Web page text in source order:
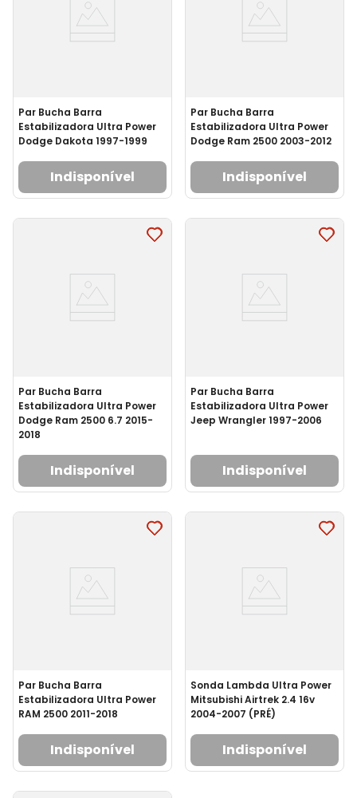
Par Bucha Barra
Estabilizadora Ultra Power
Dodge Dakota 1997-1999
Indisponível
Par Bucha Barra
Estabilizadora Ultra Power
Dodge Ram 2500 2003-2012
Indisponível
Par Bucha Barra
Estabilizadora Ultra Power
Dodge Ram 2500 6.7 2015-
2018
Indisponível
Par Bucha Barra
Estabilizadora Ultra Power
Jeep Wrangler 1997-2006
Indisponível
Par Bucha Barra
Estabilizadora Ultra Power
RAM 2500 2011-2018
Indisponível
Sonda Lambda Ultra Power
Mitsubishi Airtrek 2.4 16v
2004-2007 (PRÉ)
Indisponível